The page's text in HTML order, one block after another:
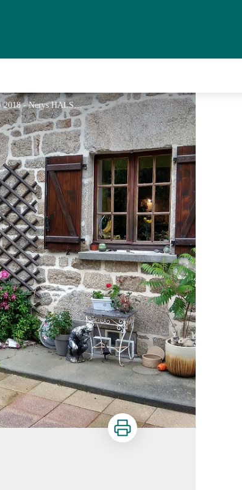
Chambre d’hôtes Référence Le Papillon Rouge_1 - © 2018 - Nerys HALSEY
Imprimer